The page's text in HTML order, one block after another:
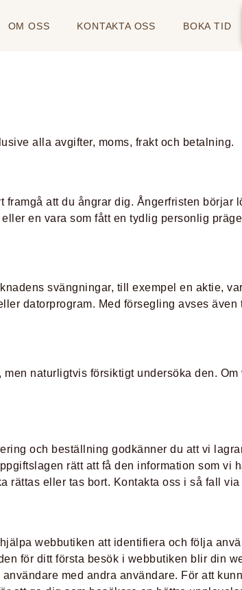
OM OSS KONTAKTA OSS BOKA TID
alla avgifter, moms, frakt och betalning.
att du ångrar dig. Ångerfristen börjar
en vara som fått en tydlig personlig
svängningar, till exempel en aktie,
datorprogram. Med försegling avses även
naturligtvis försiktigt undersöka den. Om
och beställning godkänner du att vi
rätt att få den information som vi
rättas eller tas bort. Kontakta oss i så fall via
webbutiken att identifiera och följa
för ditt första besök i webbutiken blir din
med andra användare. För att